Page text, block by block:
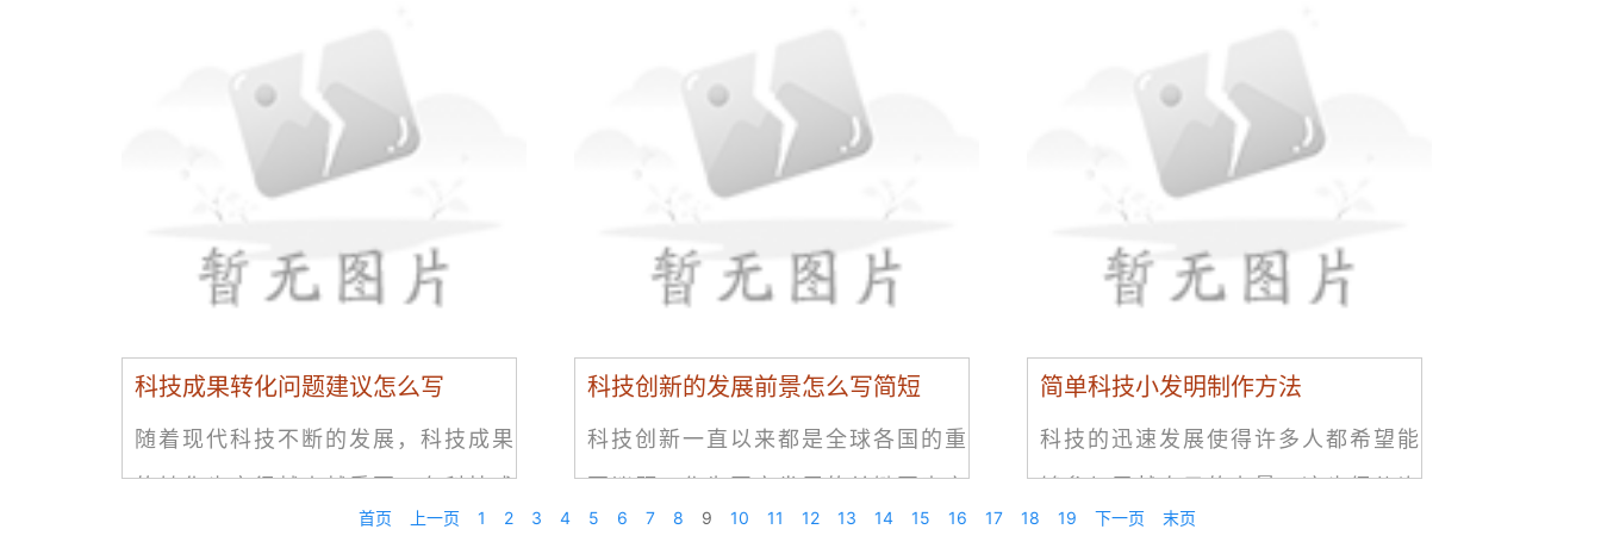
争力和增强经济发展动力的重要手
新趋势。人工智能人工智能在近年来
到娱乐，科技的影响力无处不在。在
科技成果转化问题建议怎么写
随着现代科技不断的发展，科技成果
的转化也变得越来越重要。在科技成
果转化过程中，常常会面临着许多问
科技创新的发展前景怎么写简短
科技创新一直以来都是全球各国的重
要议题，作为国家发展的关键因素之
简单科技小发明制作方法
科技的迅速发展使得许多人都希望能
够参与贡献自己的力量。这也促使许
多人开始尝试制作一些科技小发明，
首页 上一页 1 2 3 4 5 6 7 8 9 10 11 12 13 14 15 16 17 18 19 下一页 末页